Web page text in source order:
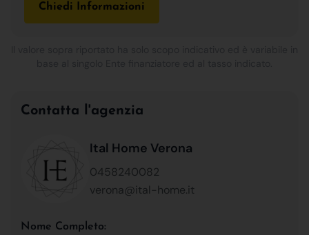
Chiedi Informazioni
Contatta l'agenzia
Ital Home Verona
0458240082
verona@ital-home.it
Nome Completo: